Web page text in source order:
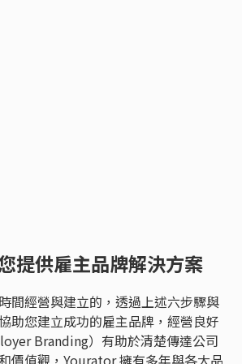
提供雇主品牌解決方案
間經營與建立的，透過上述六步驟與
助您建立成功的雇主品牌，經營良好
Branding）有助於清楚傳達公司
價值觀，Yourator 擁有多年與各大品